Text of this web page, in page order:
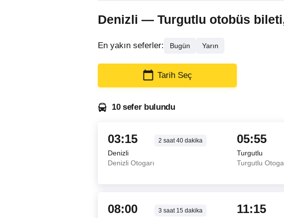
Denizli — Turgutlu otobüs
En yakın seferler: Bugün Yarın
Tarih Seç
10 sefer bulundu
03:15 2 saat40 dakika
Denizli
Denizli Otogarı
05:55
Turgutlu
Turgutlu
08:00 3 saat15 dakika 11:15